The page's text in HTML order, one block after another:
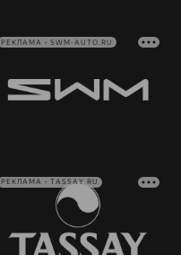
РЕКЛАМА • SWM-AUTO.RU
РЕКЛАМА • TASSAY.RU